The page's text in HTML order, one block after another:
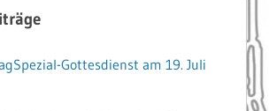
Gottesdienst am 19. Juli